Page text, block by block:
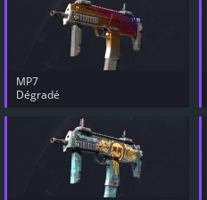
MP7
Dégradé